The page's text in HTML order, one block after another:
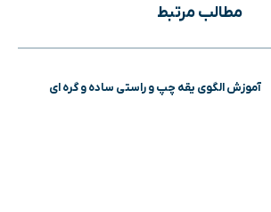
مطالب مرتبط
آموزش الگوی یقه چپ و راستی ساده و گره ای